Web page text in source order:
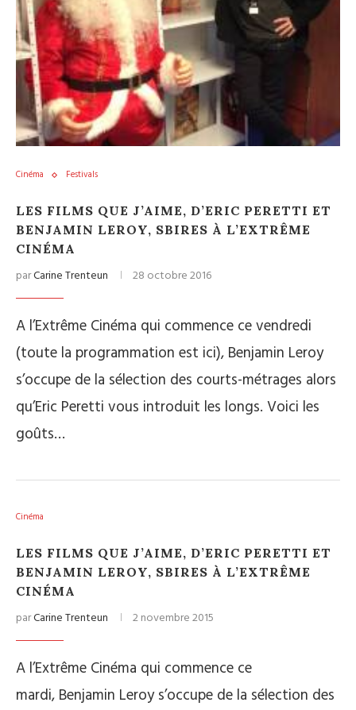
Cinéma Festivals
LES FILMS QUE J’AIME, D’ERIC PERETTI ET
BENJAMIN LEROY, SBIRES À L’EXTRÊME
CINÉMA
parCarine Trenteun 28 octobre 2016
A l’Extrême Cinéma qui commence ce vendredi
(toute la programmation est ici), Benjamin Leroy
s’occupe de la sélection des courts-métrages alors
qu’Eric Peretti vous introduit les longs. Voici les
goûts…
Cinéma
LES FILMS QUE J’AIME, D’ERIC PERETTI ET
BENJAMIN LEROY, SBIRES À L’EXTRÊME
CINÉMA
parCarine Trenteun 2 novembre 2015
A l’Extrême Cinéma qui commence ce
mardi, Benjamin Leroy s’occupe de la sélection des